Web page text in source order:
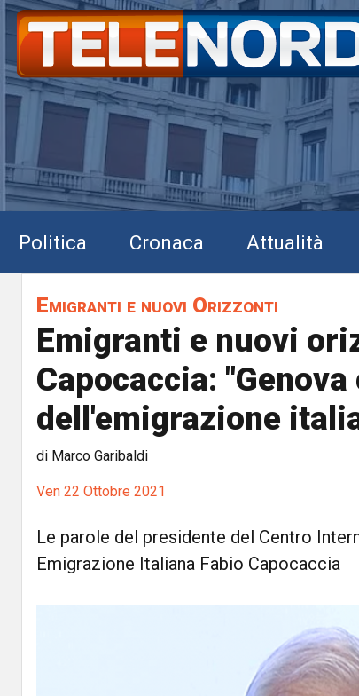
Politica Cronaca Attualità
Emigranti e nuovi Orizzonti
Emigranti e nuovi
Capocaccia:
dell'emigrazione
di Marco Garibaldi
Ven 22 Ottobre 2021
Le parole del presidente del Centro
Emigrazione Italiana Fabio Capocaccia